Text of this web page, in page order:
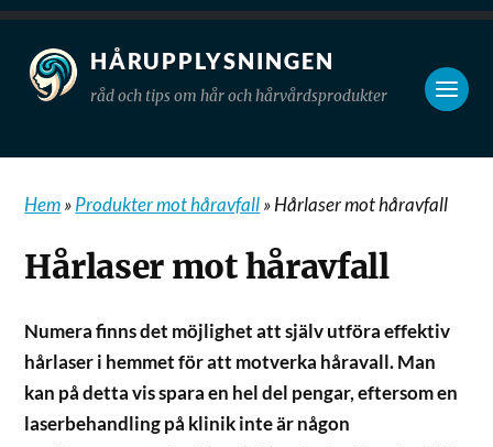
HÅRUPPLYSNINGEN
råd och tips om hår och hårvårdsprodukter
Hem»Produkter mot håravfall»Hårlaser mot håravfall
Hårlaser mot håravfall
Numera finns det möjlighet att själv utföra effektiv
hårlaser i hemmet för att motverka håravall. Man
kan på detta vis spara en hel del pengar, eftersom en
laserbehandling på klinik inte är någon